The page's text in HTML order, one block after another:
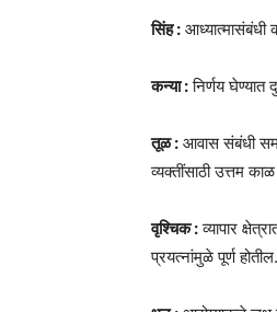
सिंह : आध्यात्मासंबंधी
कन्या :निर्णय घेण्यात
तूळ : आवास संबंधी
व्यक्तींसाठी उत्तम
वृश्चिक :व्यापार
प्रयत्नांमुळे पूर्ण